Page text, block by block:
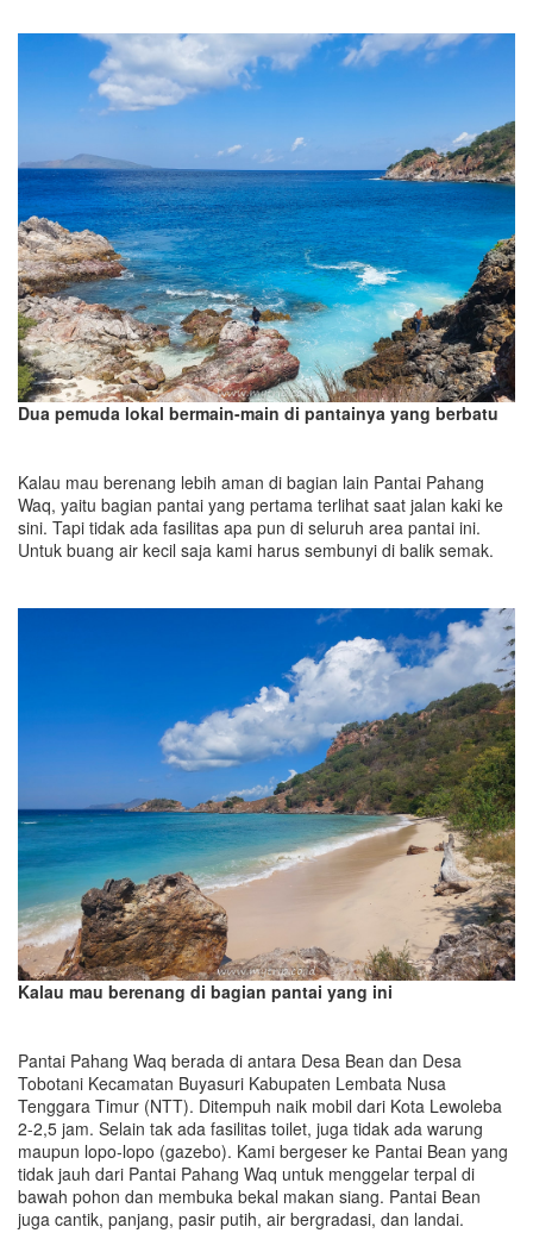
Dua pemuda lokal bermain-main di pantainya yang berbatu
Kalau mau berenang lebih aman di bagian lain Pantai Pahang
Waq, yaitu bagian pantai yang pertama terlihat saat jalan kaki ke
sini. Tapi tidak ada fasilitas apa pun di seluruh area pantai ini.
Untuk buang air kecil saja kami harus sembunyi di balik semak.
Kalau mau berenang di bagian pantai yang ini
Pantai Pahang Waq berada di antara Desa Bean dan Desa
Tobotani Kecamatan Buyasuri Kabupaten Lembata Nusa
Tenggara Timur (NTT). Ditempuh naik mobil dari Kota Lewoleba
2-2,5 jam. Selain tak ada fasilitas toilet, juga tidak ada warung
maupun lopo-lopo (gazebo). Kami bergeser ke Pantai Bean yang
tidak jauh dari Pantai Pahang Waq untuk menggelar terpal di
bawah pohon dan membuka bekal makan siang. Pantai Bean
juga cantik, panjang, pasir putih, air bergradasi, dan landai.